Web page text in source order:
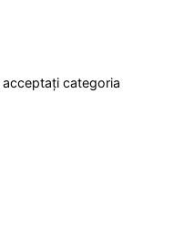
categoria